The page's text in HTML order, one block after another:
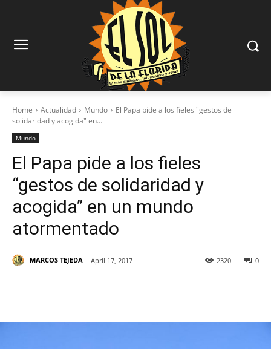
Home Actualidad Mundo
El Papa pide a los fieles "gestos de
solidaridad y acogida" en...
Mundo
El Papa pide a los fieles
“gestos de solidaridad y
acogida” en un mundo
atormentado
MARCOS TEJEDA April 17, 2017 0
2320